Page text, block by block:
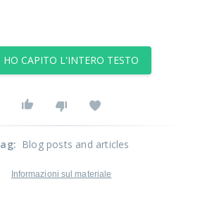
HO CAPITO L'INTERO TESTO
: Blog posts and articles
Informazioni sul materiale